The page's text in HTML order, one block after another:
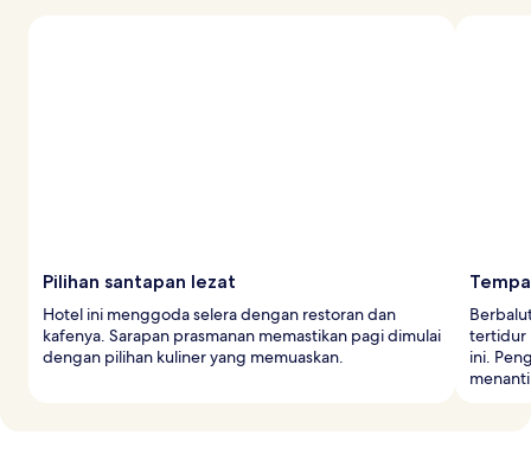
Pilihan santapan lezat
Hotel ini menggoda selera dengan restoran dan
kafenya. Sarapan prasmanan memastikan pagi dimulai
dengan pilihan kuliner yang memuaskan.
tertidur
ini.